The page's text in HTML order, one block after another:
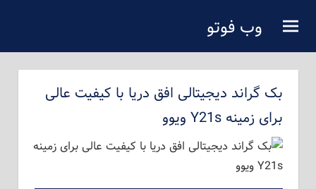
محتوای
اصلی
وب فوتو
بک گراند دیجیتالی افق دریا با کیفیت عالی
برای زمینه Y21s ویوو